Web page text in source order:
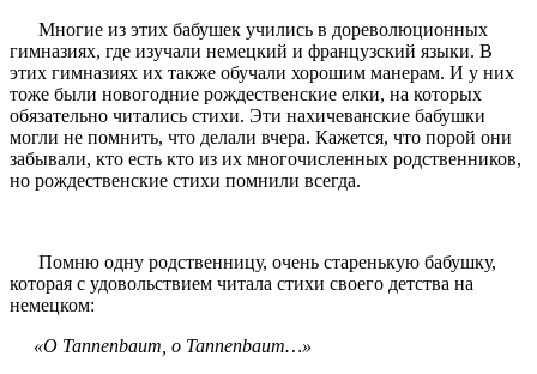
Многие из этих бабушек учились в дореволюционных
гимназиях, где изучали немецкий и французский языки. В
этих гимназиях их также обучали хорошим манерам. И у них
тоже были новогодние рождественские елки, на которых
обязательно читались стихи. Эти нахичеванские бабушки
могли не помнить, что делали вчера. Кажется, что порой они
забывали, кто есть кто из их многочисленных родственников,
но рождественские стихи помнили всегда.
Помню одну родственницу, очень старенькую бабушку,
которая с удовольствием читала стихи своего детства на
немецком:
«O Tannenbaum, o Tannenbaum…»